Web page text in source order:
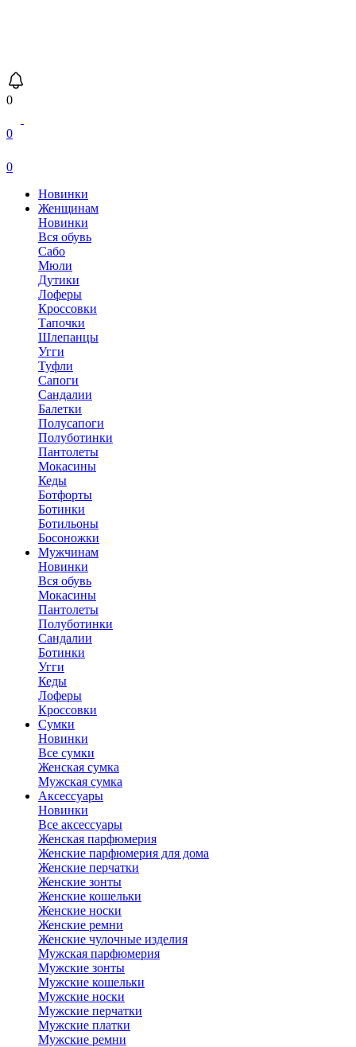
0
0
0
Новинки
Женщинам
Новинки
Вся обувь
Сабо
Мюли
Дутики
Лоферы
Кроссовки
Тапочки
Шлепанцы
Угги
Туфли
Сапоги
Сандалии
Балетки
Полусапоги
Полуботинки
Пантолеты
Мокасины
Кеды
Ботфорты
Ботинки
Ботильоны
Босоножки
Мужчинам
Новинки
Вся обувь
Мокасины
Пантолеты
Полуботинки
Сандалии
Ботинки
Угги
Кеды
Лоферы
Кроссовки
Сумки
Новинки
Все сумки
Женская сумка
Мужская сумка
Аксессуары
Новинки
Все аксессуары
Женская парфюмерия
Женские парфюмерия для дома
Женские перчатки
Женские зонты
Женские кошельки
Женские носки
Женские ремни
Женские чулочные изделия
Мужская парфюмерия
Мужские зонты
Мужские кошельки
Мужские носки
Мужские перчатки
Мужские платки
Мужские ремни